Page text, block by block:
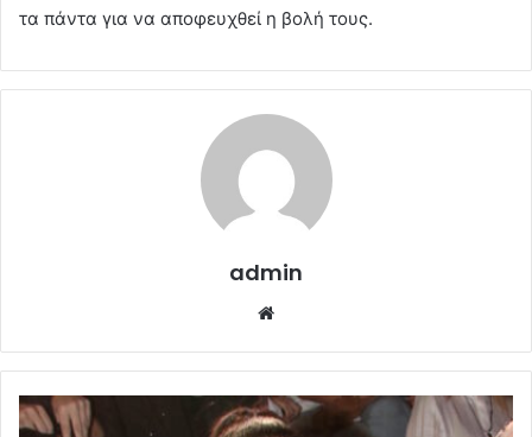
τα πάντα για να αποφευχθεί η βολή τους.
admin